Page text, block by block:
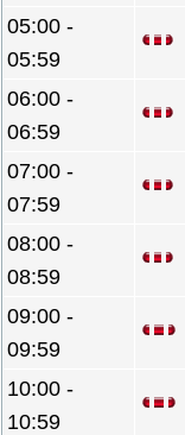
05:00 -
05:59
06:00 -
06:59
07:00 -
07:59
08:00 -
08:59
09:00 -
09:59
10:00 -
10:59